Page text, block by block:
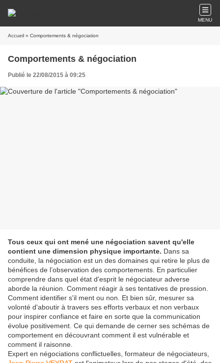
MENU
Accueil » Comportements & négociation
Comportements & négociation
Publié le 22/08/2015 à 09:25
Tous ceux qui ont mené une négociation savent qu'elle
contient une dimension physique importante. Dans sa
conduite, la négociation est un des domaines qui retire le plus de
bénéfices de l’observation des comportements. En particulier
comprendre dans quel état d'esprit le négociateur adverse
aborde la réunion. Comment réagir à ses tentatives de pression.
Comment identifier s'il ment ou non. Et bien sûr, mesurer sa
volonté d'aboutir à travers ses efforts verbaux et non verbaux
pour inspirer confiance et faire en sorte que la communication
évolue positivement. Ce qui demande de cerner ses schémas de
comportement en découvrant comment il est vulnérable et
comment il raisonne.
Expert en négociations conflictuelles, formateur de négociateurs,